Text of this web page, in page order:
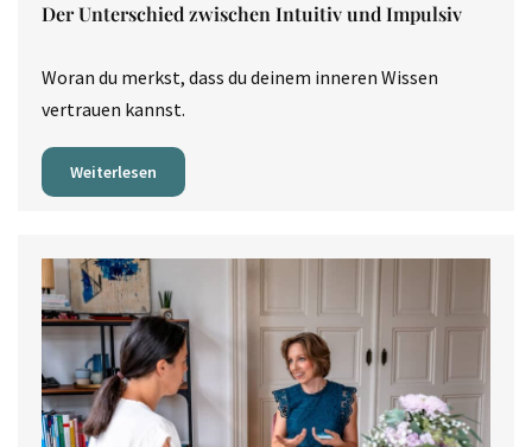
Der Unterschied zwischen Intuitiv und Impulsiv
Woran du merkst, dass du deinem inneren Wissen
vertrauen kannst.
Weiterlesen